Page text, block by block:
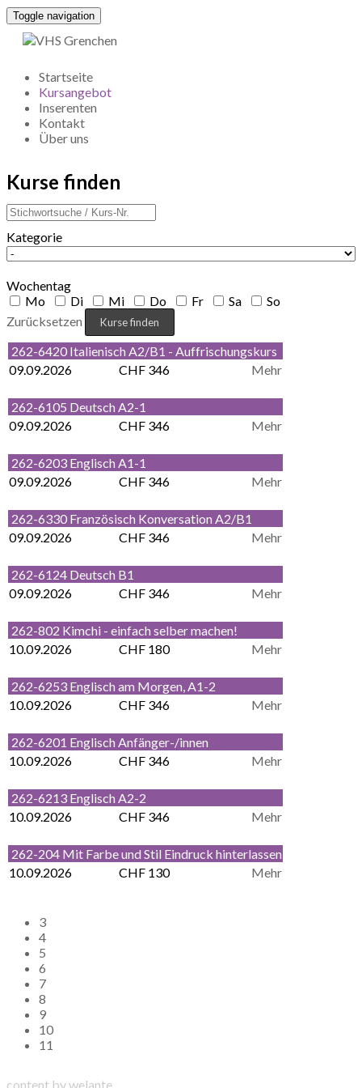
Toggle navigation
Startseite
Kursangebot
Inserenten
Kontakt
Über uns
Kurse finden
Kategorie
Wochentag
Mo
Di Mi Do Fr Sa
So
Zurücksetzen
262-6420 Italienisch A2/B1 - Auffrischungskurs
09.09.2026
CHF 346 Mehr
262-6105 Deutsch A2-1
09.09.2026
CHF 346 Mehr
262-6203 Englisch A1-1
09.09.2026
CHF 346 Mehr
262-6330 Französisch Konversation A2/B1
09.09.2026
CHF 346 Mehr
262-6124 Deutsch B1
09.09.2026
CHF 346 Mehr
262-802 Kimchi - einfach selber machen!
10.09.2026
CHF 180 Mehr
262-6253 Englisch am Morgen, A1-2
10.09.2026
CHF 346 Mehr
262-6201 Englisch Anfänger-/innen
10.09.2026
CHF 346 Mehr
262-6213 Englisch A2-2
10.09.2026
CHF 346 Mehr
262-204 Mit Farbe und Stil Eindruck hinterlassen
10.09.2026
CHF 130 Mehr
3
4
5
6
7
8
9
10
11
content by welante